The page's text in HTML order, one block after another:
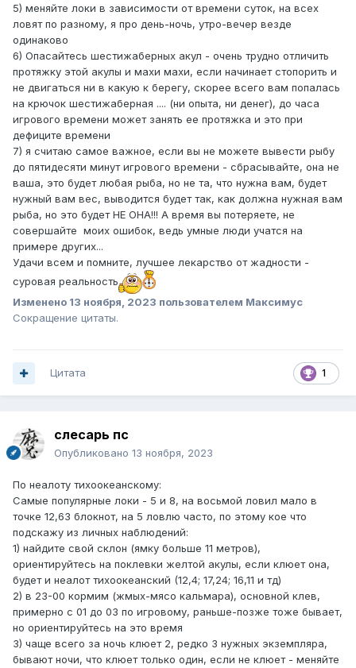
5) меняйте локи в зависимости от времени суток, на всех
ловят по разному, я про день-ночь, утро-вечер везде
одинаково
6) Опасайтесь шестижаберных акул - очень трудно отличить
протяжку этой акулы и махи махи, если начинает стопорить и
не двигаться ни в какую к берегу, скорее всего вам попалась
на крючок шестижаберная .... (ни опыта, ни денег), до часа
игрового времени может занять ее протяжка и это при
дефиците времени
7) я считаю самое важное, если вы не можете вывести рыбу
до пятидесяти минут игрового времени - сбрасывайте, она не
ваша, это будет любая рыба, но не та, что нужна вам, будет
нужный вам вес, выводится будет так, как должна нужная вам
рыба, но это будет НЕ ОНА!!! А время вы потеряете, не
совершайте моих ошибок, ведь умные люди учатся на
примере других...
Удачи всем и помните, лучшее лекарство от жадности -
суровая реальность
Изменено 13 ноября, 2023 пользователем Максимус
Сокращение цитаты.
1
Цитата
слесарь пс
Опубликовано 13 ноября, 2023
По неалоту тихоокеанскому:
Самые популярные локи - 5 и 8, на восьмой ловил мало в
точке 12,63 блокнот, на 5 ловлю часто, по этому кое что
подскажу из личных наблюдений:
1) найдите свой склон (ямку больше 11 метров),
ориентируйтесь на поклевки желтой акулы, если клюет она,
будет и неалот тихоокеанский (12,4; 17,24; 16,11 и тд)
2) в 23-00 кормим (жмых-мясо кальмара), основной клев,
примерно с 01 до 03 по игровому, раньше-позже тоже бывает,
но ориентируйтесь на это время
3) чаще всего за ночь клюет 2, редко 3 нужных экземпляра,
бывают ночи, что клюет только один, если не клюет - меняйте